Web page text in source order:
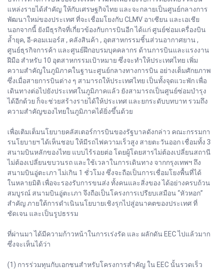
แหล่งรายได้สำคัญ ให้กับเศรษฐกิจไทย และจะกลายเป็นศูนย์กลางการ
พัฒนาใหม่ของประเทศ ที่จะเชื่อมโยงกับ CLMV อาเซียน และเอเชีย
นอกจากนี้ ยังมีธุรกิจที่เกี่ยวข้องกับการบินอีก ได้แก่ ศูนย์ซ่อมเครื่องบิน
ล้ำยุค, อี-คอมเมอร์ส , คลังสินค้า , อุตสาหกรรมชิ้นส่วนอากาศยาน ,
ศูนย์ธุรกิจการค้า และศูนย์ฝึกอบรมบุคคลากร ด้านการบินและแรงงาน
ฝีมือ สำหรับ 10 อุตสาหกรรมเป้าหมาย ซึ่งจะทำให้ประเทศไทย เพิ่ม
ความสำคัญในภูมิภาคในฐานะศูนย์กลางทางการบิน อย่างเต็มศักยภาพ
ซึ่งเมื่อสายการบินต่าง ๆ สามารถให้ประเทศไทย เป็นทั้งจุดแวะพัก เพื่อ
เดินทางต่อไปยังประเทศในภูมิภาคแล้ว ยังสามารถเป็นศูนย์ซ่อมบำรุง
ได้อีกด้วย ก็จะช่วยสร้างรายได้ให้ประเทศ และยกระดับบทบาท รวมถึง
ความสำคัญของไทยในภูมิภาคได้ยิ่งขึ้นด้วย
เพื่อเติมเต็มนโยบายคลัสเตอร์การบินของรัฐบาลดังกล่าว คณะกรรมกา
รนโยบายฯ ได้เห็นชอบ ให้มีรถไฟความเร็วสูง สายตะวันออก เชื่อมทั้ง 3
สนามบินหลักของไทย แบบไร้รอยต่อ โดยผู้โดยสารไม่ต้องเปลี่ยนสถานี
ไม่ต้องเปลี่ยนขบวนรถ และใช้เวลาในการเดินทาง จากกรุงเทพฯ ถึง
สนามบินอู่ตะเภา ไม่เกิน 1 ชั่วโมง ซึ่งจะถือเป็นการเชื่อมโยงพื้นที่ได้
ในหลายมิติ เพื่อจะรองรับการขนส่ง ทั้งคนและสิ่งของ ได้อย่างครบถ้วน
สมบูรณ์ สนามบินอู่ตะเภา จึงถือเป็นโครงการเปรียบเสมือน “หัวหอก”
สำคัญ ภายใต้การดำเนินนโยบายเชิงรุกไปสู่อนาคตของประเทศ ที่
ชัดเจน และเป็นรูปธรรม
ที่ผ่านมา ได้มีความก้าวหน้าในการเร่งรัด และ ผลักดัน EEC ไปแล้วมาก
ซึ่งจะเห็นได้ว่า
(1) การร่วมทุนกับเอกชนสำหรับโครงการสำคัญ ใน EEC นั้นรวดเร็ว